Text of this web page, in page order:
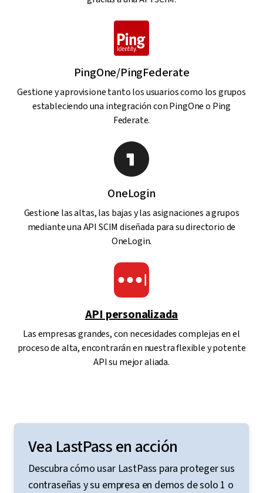
PingOne/PingFederate
Gestione y aprovisione tanto los usuarios como los grupos
estableciendo una integración con PingOne o Ping
Federate.
OneLogin
Gestione las altas, las bajas y las asignaciones a grupos
mediante una API SCIM diseñada para su directorio de
OneLogin.
API personalizada
Las empresas grandes, con necesidades complejas en el
proceso de alta, encontrarán en nuestra flexible y potente
API su mejor aliada.
Vea LastPass en acción
Descubra cómo usar LastPass para proteger sus
contraseñas y su empresa en demos de solo 1 o